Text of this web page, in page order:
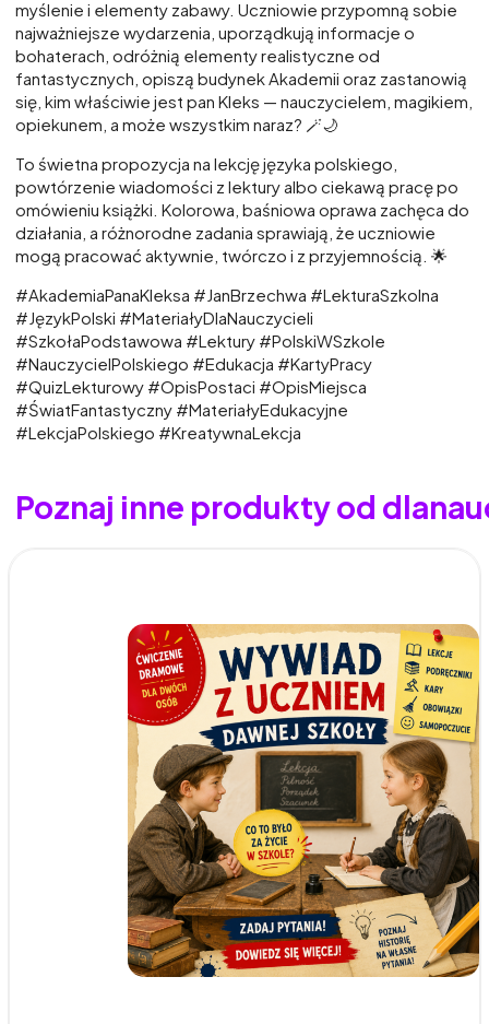
myślenie i elementy zabawy. Uczniowie przypomną sobie
najważniejsze wydarzenia, uporządkują informacje o
bohaterach, odróżnią elementy realistyczne od
fantastycznych, opiszą budynek Akademii oraz zastanowią
się, kim właściwie jest pan Kleks — nauczycielem, magikiem,
opiekunem, a może wszystkim naraz? 🪄🌙
To świetna propozycja na lekcję języka polskiego,
powtórzenie wiadomości z lektury albo ciekawą pracę po
omówieniu książki. Kolorowa, baśniowa oprawa zachęca do
działania, a różnorodne zadania sprawiają, że uczniowie
mogą pracować aktywnie, twórczo i z przyjemnością. 🌟
#AkademiaPanaKleksa #JanBrzechwa #LekturaSzkolna
#JęzykPolski #MateriałyDlaNauczycieli
#SzkołaPodstawowa #Lektury #PolskiWSzkole
#NauczycielPolskiego #Edukacja #KartyPracy
#QuizLekturowy #OpisPostaci #OpisMiejsca
#ŚwiatFantastyczny #MateriałyEdukacyjne
#LekcjaPolskiego #KreatywnaLekcja
Poznaj inne produkty od